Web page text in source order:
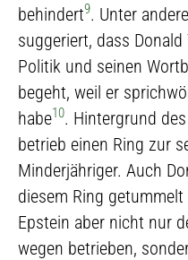
behindert9. Unter
suggeriert, dass
Politik und seinen
begeht, weil er
habe10. Hintergrund
betrieb einen Ring zur
Minderjähriger. Auch
diesem Ring
Epstein aber nicht nur
wegen betrieben,